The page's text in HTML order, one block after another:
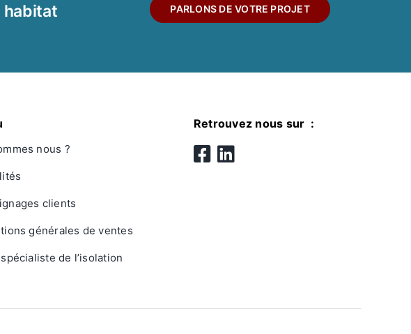
habitat
PARLONS DE VOTRE PROJET
nous ?
clients
générales de ventes
de l’isolation
Retrouvez nous sur :